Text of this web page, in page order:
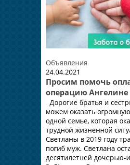
Объявления
24.04.2021
Просим помочь
операцию Ангелине
Дорогие братья и
можем оказать
одной семье, которая
трудной жизненной
Светланы в 2019 году
погиб муж. Светлана
десятилетней дочерью-